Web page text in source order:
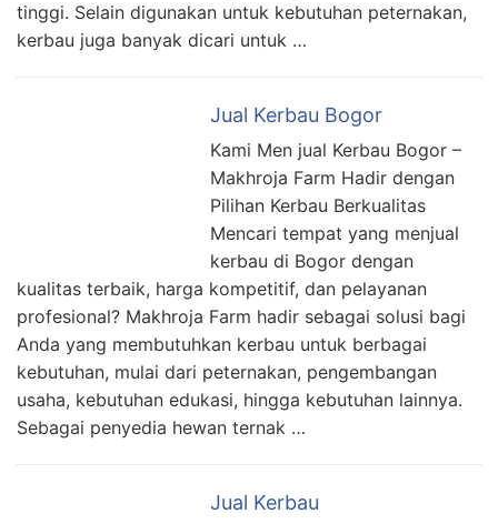
tinggi. Selain digunakan untuk kebutuhan peternakan,
kerbau juga banyak dicari untuk …
Jual Kerbau Bogor
Kami Men jual Kerbau Bogor –
Makhroja Farm Hadir dengan
Pilihan Kerbau Berkualitas
Mencari tempat yang menjual
kerbau di Bogor dengan
kualitas terbaik, harga kompetitif, dan pelayanan
profesional? Makhroja Farm hadir sebagai solusi bagi
Anda yang membutuhkan kerbau untuk berbagai
kebutuhan, mulai dari peternakan, pengembangan
usaha, kebutuhan edukasi, hingga kebutuhan lainnya.
Sebagai penyedia hewan ternak …
Jual Kerbau